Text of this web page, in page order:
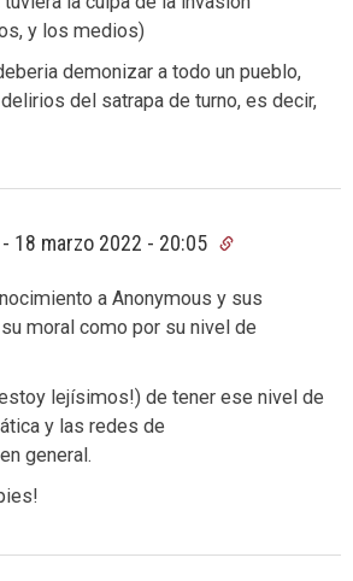
y los medios)
demonizar a todo un pueblo,
del satrapa de turno, es decir,
- 18 marzo 2022 - 20:05
a Anonymous y sus
moral como por su nivel de
lejísimos!) de tener ese nivel de
y las redes de
general.